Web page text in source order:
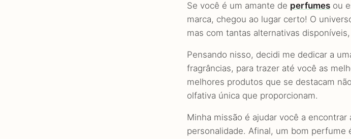
Se você é um amante de perfumes ou
marca, chegou ao lugar certo! O
mas com tantas alternativas
Pensando nisso, decidi me dedicar a
fragrâncias, para trazer até você as
melhores produtos que se destacam
olfativa única que proporcionam.
Minha missão é ajudar você a
personalidade. Afinal, um bom perfume